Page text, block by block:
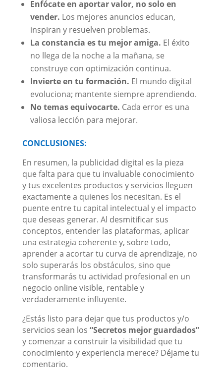
Enfócate en aportar valor, no solo en
vender. Los mejores anuncios educan,
inspiran y resuelven problemas.
La constancia es tu mejor amiga. El éxito
no llega de la noche a la mañana, se
construye con optimización continua.
Invierte en tu formación. El mundo digital
evoluciona; mantente siempre aprendiendo.
No temas equivocarte. Cada error es una
valiosa lección para mejorar.
CONCLUSIONES:
En resumen, la publicidad digital es la pieza
que falta para que tu invaluable conocimiento
y tus excelentes productos y servicios lleguen
exactamente a quienes los necesitan. Es el
puente entre tu capital intelectual y el impacto
que deseas generar. Al desmitificar sus
conceptos, entender las plataformas, aplicar
una estrategia coherente y, sobre todo,
aprender a acortar tu curva de aprendizaje, no
solo superarás los obstáculos, sino que
transformarás tu actividad profesional en un
negocio online visible, rentable y
verdaderamente influyente.
¿Estás listo para dejar que tus productos y/o
servicios sean los “Secretos mejor guardados”
y comenzar a construir la visibilidad que tu
conocimiento y experiencia merece? Déjame tu
comentario.